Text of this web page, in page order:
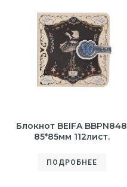
Блокнот BEIFA BBPN848
85*85мм 112лист.
ПОДРОБНЕЕ